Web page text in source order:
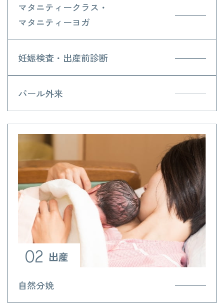
マタニティークラス・
マタニティーヨガ
妊娠検査・出産前診断
パール外来
02 出産
自然分娩